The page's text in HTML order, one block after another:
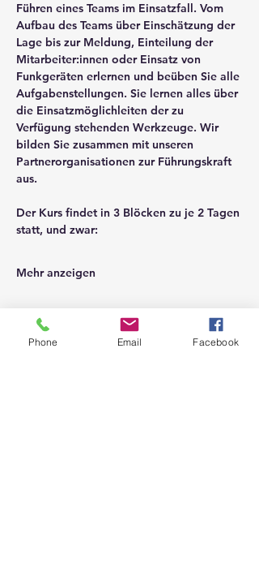
Führen eines Teams im Einsatzfall. Vom
Aufbau des Teams über Einschätzung der
Lage bis zur Meldung, Einteilung der
Mitarbeiter:innen oder Einsatz von
Funkgeräten erlernen und beüben Sie alle
Aufgabenstellungen. Sie lernen alles über
die Einsatzmöglichleiten der zu
Verfügung stehenden Werkzeuge. Wir
bilden Sie zusammen mit unseren
Partnerorganisationen zur Führungskraft
aus.
Der Kurs findet in 3 Blöcken zu je 2 Tagen
statt, und zwar:
Mehr anzeigen
Phone Email Facebook